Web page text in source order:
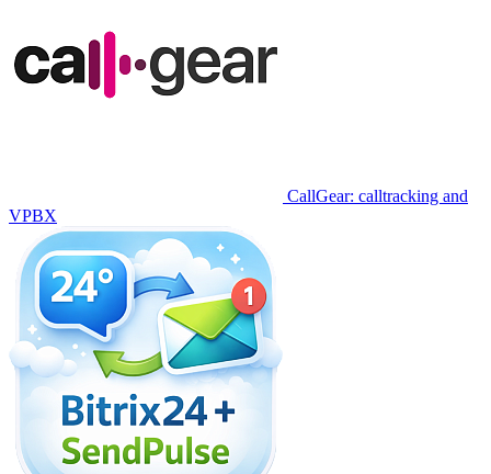
CallGear: calltracking and
VPBX